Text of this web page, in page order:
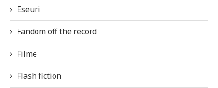
Eseuri
Fandom off the record
Filme
Flash fiction